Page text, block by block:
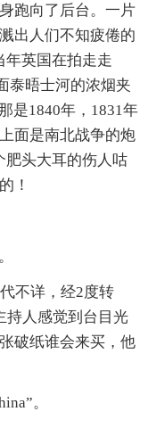
跑向了后台。一片
出人们不知疲倦的
年英国在拍走走
泰晤士河的浓烟夹
是1840年，1831年
面是南北战争的炮
肥头大耳的伤人咕
！
不详，经2度转
持人感觉到台目光
破纸谁会来买，他
。